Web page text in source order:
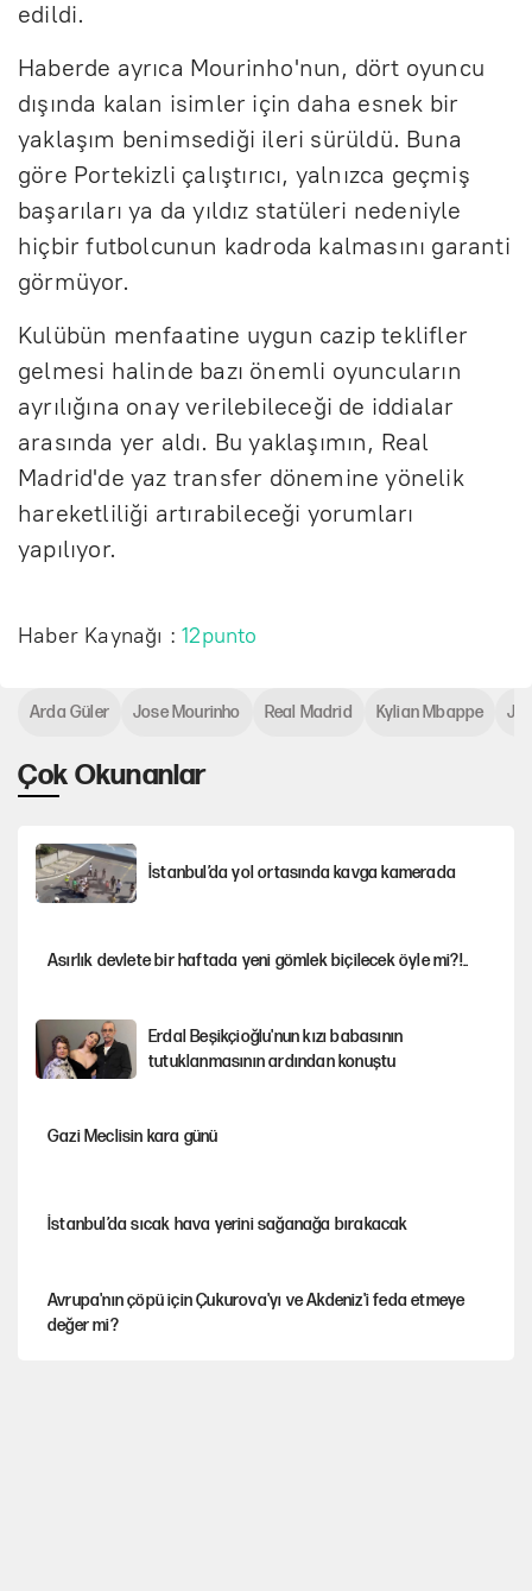
edildi.
Haberde ayrıca Mourinho'nun, dört oyuncu
dışında kalan isimler için daha esnek bir
yaklaşım benimsediği ileri sürüldü. Buna
göre Portekizli çalıştırıcı, yalnızca geçmiş
başarıları ya da yıldız statüleri nedeniyle
hiçbir futbolcunun kadroda kalmasını garanti
görmüyor.
Kulübün menfaatine uygun cazip teklifler
gelmesi halinde bazı önemli oyuncuların
ayrılığına onay verilebileceği de iddialar
arasında yer aldı. Bu yaklaşımın, Real
Madrid'de yaz transfer dönemine yönelik
hareketliliği artırabileceği yorumları
yapılıyor.
Haber Kaynağı :12punto
Çok Okunanlar
İstanbul’da yol ortasında kavga kamerada
Asırlık devlete bir haftada yeni gömlek biçilecek öyle mi?!..
Erdal Beşikçioğlu'nun kızı babasının
tutuklanmasının ardından konuştu
Gazi Meclisin kara günü
İstanbul’da sıcak hava yerini sağanağa bırakacak
Avrupa'nın çöpü için Çukurova'yı ve Akdeniz'i feda etmeye
değer mi?
Arda Güler Jose Mourinho Real Madrid Kylian Mbappe